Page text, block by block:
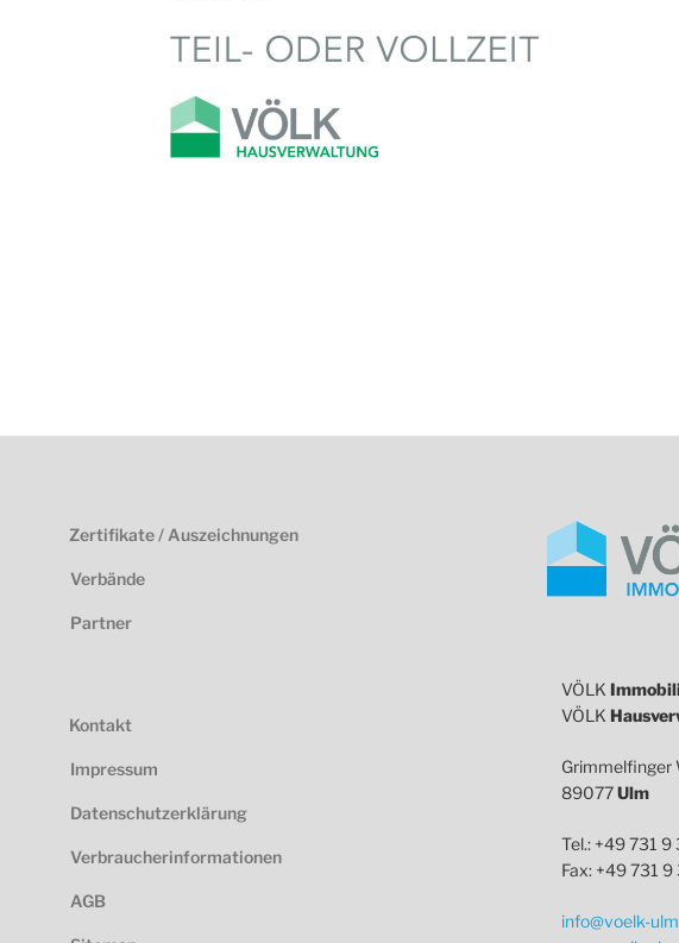
Zertifikate / Auszeichnungen
Verbände
Partner
Kontakt
Impressum
Datenschutzerklärung
Verbraucherinformationen
AGB
VÖLK
VÖLK
Grimmelfinger
89077Ulm
Tel.: +49 731
Fax: +49 731
info@voelk-